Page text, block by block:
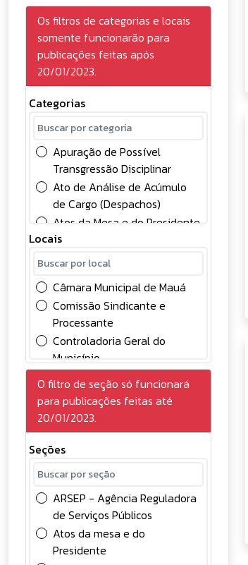
Os filtros de categorias e locais
somente funcionarão para
publicações feitas após
20/01/2023.
Categorias
Apuração de Possível
Transgressão Disciplinar
Ato de Análise de Acúmulo
de Cargo (Despachos)
Atos da Mesa e do Presidente
Atos Oficiais
Chamamento Público
Concessão
Concursos Públicos
Conselhos
Contabilidade
Contratos
Convocação
Credenciamento de
Eventuais
Diversos
Edital
Eleições
Frente de Trabalho
FUNDEB
Licitações - Obras
Locais
Câmara Municipal de Mauá
Comissão Sindicante e
Processante
Controladoria Geral do
Município
Divisão de Controle Contábil
Gabinete do Prefeito
Gerência de Gestão e
Desenvolvimento em
Recursos Humanos
Prefeitura do Município de
Mauá
Processos administrativos
SAMA
Secretaria de Administração
O filtro de seção só funcionará
para publicações feitas até
20/01/2023.
Seções
ARSEP - Agência Reguladora
de Serviços Públicos
Atos da mesa e do
Presidente